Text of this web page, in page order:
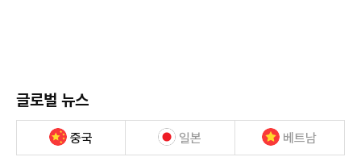
글로벌 뉴스
중국 일본 베트남